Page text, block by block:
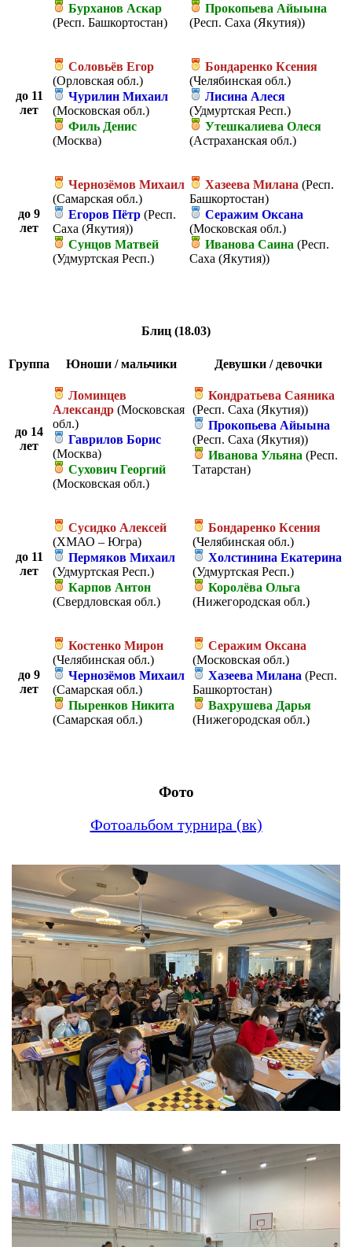
Бурханов Аскар
(Респ. Башкортостан)
Прокопьева Айыына
(Респ. Саха (Якутия))
до 11
лет
Соловьёв Егор
(Орловская обл.)
Чурилин Михаил
(Московская обл.)
Филь Денис
(Москва)
Бондаренко Ксения
(Челябинская обл.)
Лисина Алеся
(Удмуртская Респ.)
Утешкалиева Олеся
(Астраханская обл.)
до 9
лет
Чернозёмов Михаил
(Самарская обл.)
Егоров Пётр (Респ.
Саха (Якутия))
Сунцов Матвей
(Удмуртская Респ.)
Хазеева Милана (Респ.
Башкортостан)
Серажим Оксана
(Московская обл.)
Иванова Саина (Респ.
Саха (Якутия))
Блиц (18.03)
Группа Юноши / мальчики Девушки / девочки
до 14
лет
Ломинцев
Александр (Московская
обл.)
Гаврилов Борис
(Москва)
Сухович Георгий
(Московская обл.)
Кондратьева Саяника
(Респ. Саха (Якутия))
Прокопьева Айыына
(Респ. Саха (Якутия))
Иванова Ульяна (Респ.
Татарстан)
до 11
лет
Сусидко Алексей
(ХМАО – Югра)
Пермяков Михаил
(Удмуртская Респ.)
Карпов Антон
(Свердловская обл.)
Бондаренко Ксения
(Челябинская обл.)
Холстинина Екатерина
(Удмуртская Респ.)
Королёва Ольга
(Нижегородская обл.)
до 9
лет
Костенко Мирон
(Челябинская обл.)
Чернозёмов Михаил
(Самарская обл.)
Пыренков Никита
(Самарская обл.)
Серажим Оксана
(Московская обл.)
Хазеева Милана (Респ.
Башкортостан)
Вахрушева Дарья
(Нижегородская обл.)
Фото
Фотоальбом турнира (вк)